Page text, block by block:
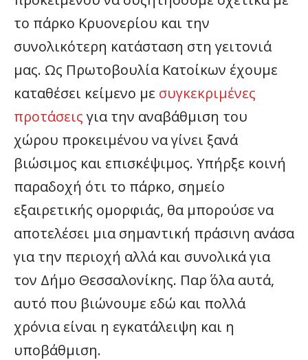
το πάρκο Κρυονερίου και την
συνολικότερη κατάσταση στη γειτονιά
μας. Ως Πρωτοβουλία Κατοίκων έχουμε
καταθέσει κείμενο με συγκεκριμένες
προτάσειςγια την αναβάθμιση του
χώρου προκειμένου να γίνει ξανά
βιώσιμος και επισκέψιμος. Υπήρξε κοινή
παραδοχή ότι το πάρκο, σημείο
εξαιρετικής ομορφιάς, θα μπορούσε να
αποτελέσει μια σημαντική πράσινη ανάσα
για την περιοχή αλλά και συνολικά για
τον Δήμο Θεσσαλονίκης. Παρ΄ όλα αυτά,
αυτό που βιώνουμε εδώ και πολλά
χρόνια είναι η εγκατάλειψη και η
υποβάθμιση.